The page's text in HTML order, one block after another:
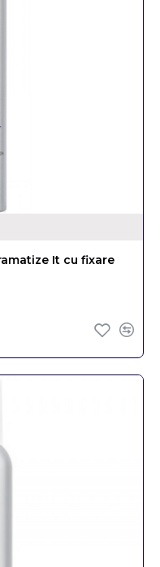
It cu fixare